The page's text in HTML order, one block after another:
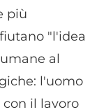
più
"l'idea
al
l'uomo
il lavoro